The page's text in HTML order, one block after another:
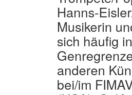
Hanns-
Musikerin
sich häufig
anderen
bei/im